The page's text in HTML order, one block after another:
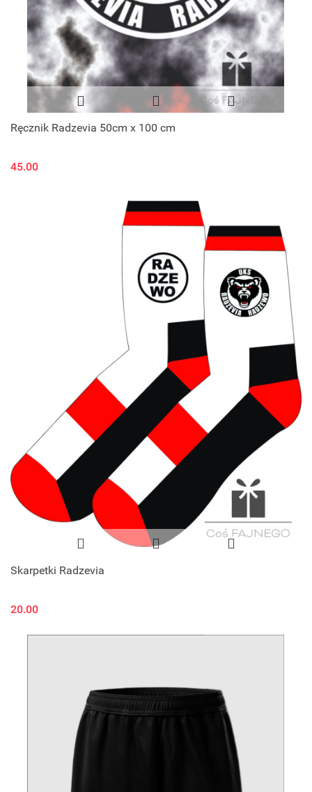
Ręcznik Radzevia 50cm x 100 cm
45.00
Skarpetki Radzevia
20.00